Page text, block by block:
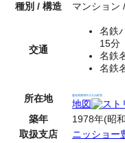
種別 / 構造 マンション
交通
名鉄
15分
名鉄
名鉄
所在地 愛知県豊明市大久伝町西
地図
築年
1978年(昭
取扱支店
ニッショー